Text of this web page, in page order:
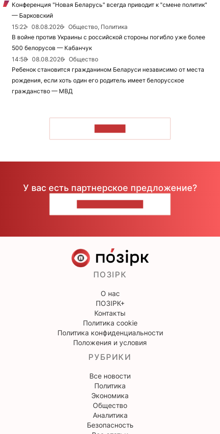
Конференция "Новая Беларусь" всегда приводит к "смене политик"
— Барковский
15:22
08.08.2026
Общество, Политика
В войне против Украины с российской стороны погибло уже более
500 белорусов — Кабанчук
14:58
08.08.2026
Общество
Ребенок становится гражданином Беларуси независимо от места
рождения, если хоть один его родитель имеет белорусское
гражданство — МВД
У вас есть партнерское предложение?
ПОЗІРК
О нас
ПОЗІРК+
Контакты
Политика cookie
Политика конфиденциальности
Положения и условия
РУБРИКИ
Все новости
Политика
Экономика
Общество
Аналитика
Безопасность